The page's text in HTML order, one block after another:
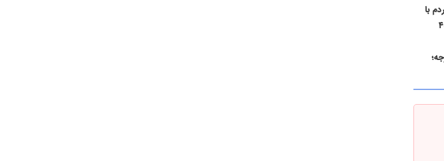
با
«جنگ ۴۰
۲۵ درجه؛